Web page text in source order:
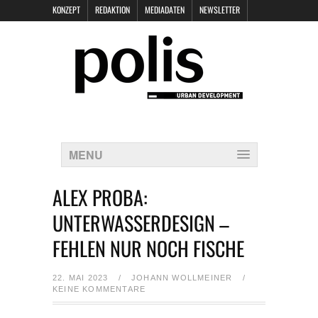
KONZEPT REDAKTION MEDIADATEN NEWSLETTER
DATENSCHUTZ
MENU
ALEX PROBA:
UNTERWASSERDESIGN –
FEHLEN NUR NOCH FISCHE
22. MAI 2023 / JOHANN WOLLMEINER
/
KEINE KOMMENTARE